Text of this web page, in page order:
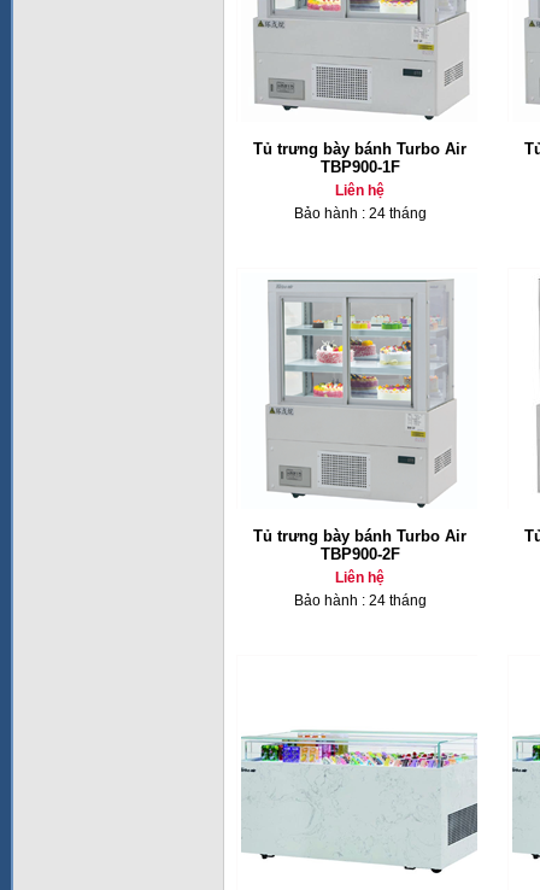
Tủ trưng bày bánh Turbo Air
TBP900-1F
Liên hệ
Bảo hành : 24 tháng
Tủ trưng bày bánh Turbo Air
TBP900-2F
Liên hệ
Bảo hành : 24 tháng